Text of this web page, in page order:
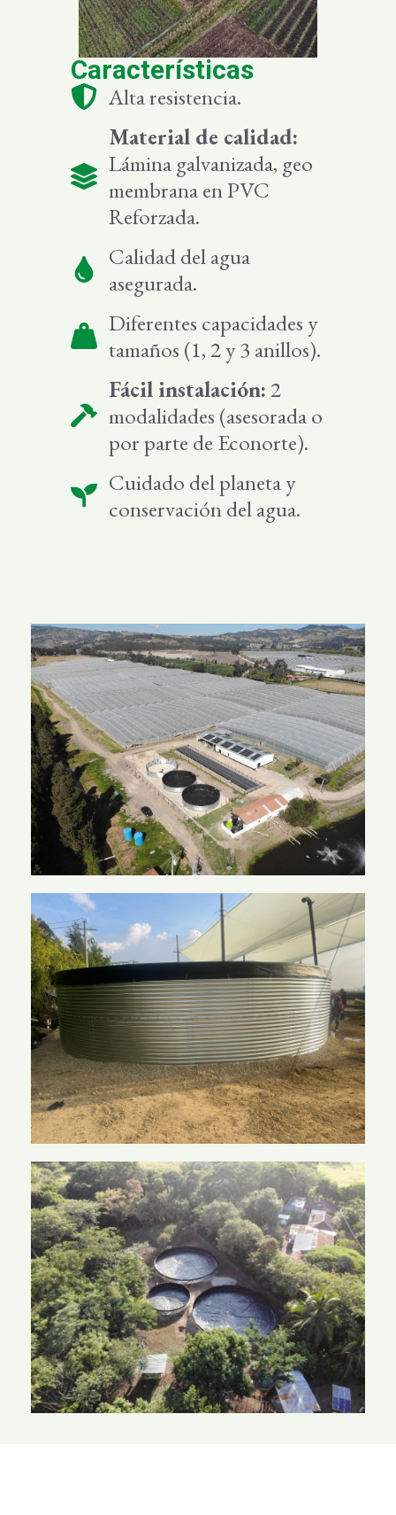
Características
Alta resistencia.
Material de calidad:
Lámina galvanizada, geo
membrana en PVC
Reforzada.
Calidad del agua
asegurada.
Diferentes capacidades y
tamaños (1, 2 y 3 anillos).
Fácil instalación:2
modalidades (asesorada o
por parte de Econorte).
Cuidado del planeta y
conservación del agua.